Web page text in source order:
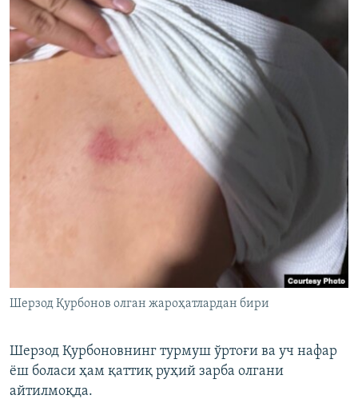
Шерзод Қурбонов олган жароҳатлардан бири
Шерзод Қурбоновнинг турмуш ўртоғи ва уч нафар
ёш боласи ҳам қаттиқ руҳий зарба олгани
айтилмоқда.